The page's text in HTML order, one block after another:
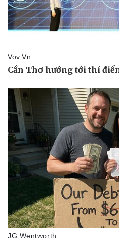
Thể thao
Lịch thi đấu bóng đá
Thế giới thể thao
eSports
Hậu trường